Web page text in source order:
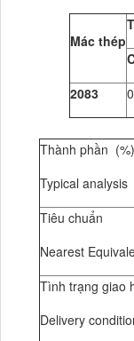
Mác thép
2083
Thành phần (%)
Typical analysis
Tiêu chuẩn
Nearest
Tình trạng giao
Delivery